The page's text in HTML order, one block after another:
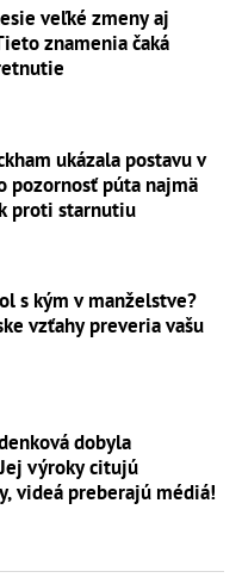
veľké zmeny aj
znamenia čaká
ukázala postavu v
pozornosť púta najmä
proti starnutiu
s kým v manželstve?
vzťahy preveria vašu
dobyla
výroky citujú
videá preberajú médiá!